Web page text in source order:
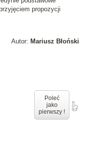
propozycji
Autor: Mariusz Błoński
Poleć
jako
pierwszy !